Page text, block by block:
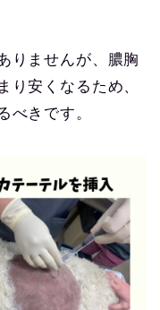
りませんが、膿胸
り安くなるため、
べきです。